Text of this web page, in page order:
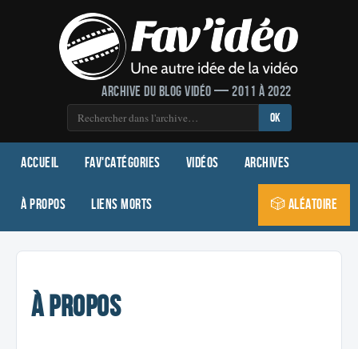
Archive du blog vidéo — 2011 à 2022
OK
Accueil Fav'Catégories Vidéos Archives
À propos Liens morts 🎲 Aléatoire
À propos